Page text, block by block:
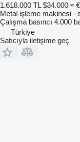
1.618.000 TL $34.000 ≈
Metal işleme makinesi -
Çalışma basıncı 4.000
Türkiye
Satıcıyla iletişime geç